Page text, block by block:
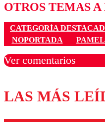
OTROS TEMAS
CATEGORÍA
NOPORTADA
Ver comentarios
Los comentarios son
diálogo
LAS MÁS